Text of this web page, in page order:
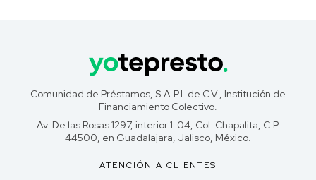
Comunidad de Préstamos, S.A.P.I. de C.V., Institución de
Financiamiento Colectivo.
Av. De las Rosas 1297, interior 1-04, Col. Chapalita, C.P.
44500, en Guadalajara, Jalisco, México.
ATENCIÓN A CLIENTES